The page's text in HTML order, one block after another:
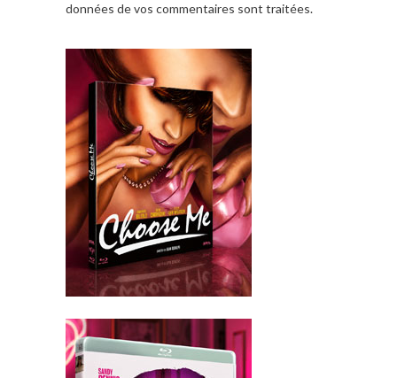
données de vos commentaires sont traitées.